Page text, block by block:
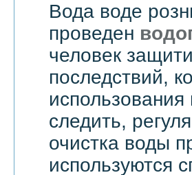
Вода воде
проведен
человек
последствий,
следить,
очистка воды
используются